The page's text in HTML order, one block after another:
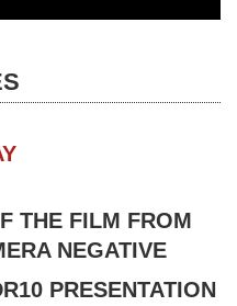
THE FILM FROM
NEGATIVE
PRESENTATION